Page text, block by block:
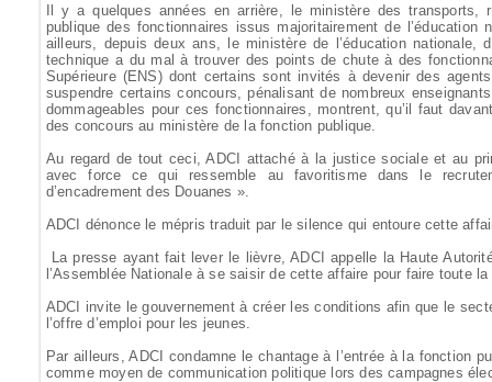
Il y a quelques années en arrière, le ministère des
publique des fonctionnaires issus majoritairement de l’éducation
ailleurs, depuis deux ans, le ministère de l’éducation nationale,
technique a du mal à trouver des points de chute à des
Supérieure (ENS) dont certains sont invités à devenir des
suspendre certains concours, pénalisant de nombreux
dommageables pour ces fonctionnaires, montrent, qu’il faut
des concours au ministère de la fonction publique.
Au regard de tout ceci, ADCI attaché à la justice sociale et au
avec force ce qui ressemble au favoritisme dans le
d’encadrement des Douanes ».
ADCI dénonce le mépris traduit par le silence qui entoure cette
La presse ayant fait lever le lièvre, ADCI appelle la Haute
l’Assemblée Nationale à se saisir de cette affaire pour faire toute
ADCI invite le gouvernement à créer les conditions afin que le
l’offre d’emploi pour les jeunes.
Par ailleurs, ADCI condamne le chantage à l’entrée à la fonction
comme moyen de communication politique lors des campagnes